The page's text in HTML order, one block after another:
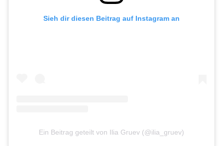
Sieh dir diesen Beitrag auf Instagram an
Ein Beitrag geteilt von Ilia Gruev (@ilia_gruev)